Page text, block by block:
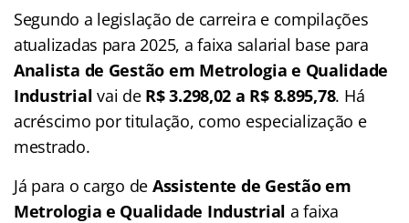
Segundo a legislação de carreira e compilações
atualizadas para 2025, a faixa salarial base para
Analista de Gestão em Metrologia e Qualidade
Industrial vai de R$ 3.298,02 a R$ 8.895,78. Há
acréscimo por titulação, como especialização e
mestrado.
Já para o cargo de Assistente de Gestão em
Metrologia e Qualidade Industrial a faixa